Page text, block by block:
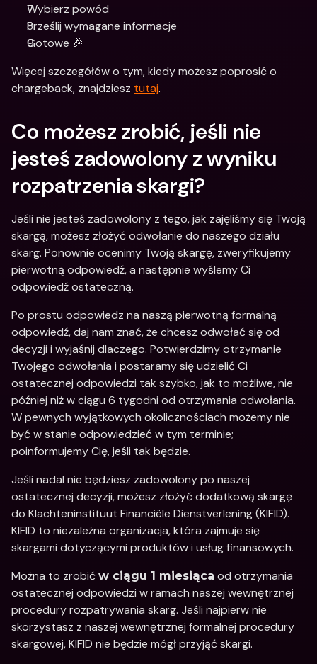
Wybierz powód
Prześlij wymagane informacje
Gotowe 🎉
Więcej szczegółów o tym, kiedy możesz poprosić o
chargeback, znajdziesz tutaj.
Co możesz zrobić, jeśli nie
jesteś zadowolony z wyniku
rozpatrzenia skargi?
Jeśli nie jesteś zadowolony z tego, jak zajęliśmy się Twoją
skargą, możesz złożyć odwołanie do naszego działu
skarg. Ponownie ocenimy Twoją skargę, zweryfikujemy
pierwotną odpowiedź, a następnie wyślemy Ci
odpowiedź ostateczną.
Po prostu odpowiedz na naszą pierwotną formalną
odpowiedź, daj nam znać, że chcesz odwołać się od
decyzji i wyjaśnij dlaczego. Potwierdzimy otrzymanie
Twojego odwołania i postaramy się udzielić Ci
ostatecznej odpowiedzi tak szybko, jak to możliwe, nie
później niż w ciągu 6 tygodni od otrzymania odwołania.
W pewnych wyjątkowych okolicznościach możemy nie
być w stanie odpowiedzieć w tym terminie;
poinformujemy Cię, jeśli tak będzie.
Jeśli nadal nie będziesz zadowolony po naszej
ostatecznej decyzji, możesz złożyć dodatkową skargę
do Klachteninstituut Financiële Dienstverlening (KIFID).
KIFID to niezależna organizacja, która zajmuje się
skargami dotyczącymi produktów i usług finansowych.
Można to zrobić w ciągu 1 miesiąca od otrzymania
ostatecznej odpowiedzi w ramach naszej wewnętrznej
procedury rozpatrywania skarg. Jeśli najpierw nie
skorzystasz z naszej wewnętrznej formalnej procedury
skargowej, KIFID nie będzie mógł przyjąć skargi.